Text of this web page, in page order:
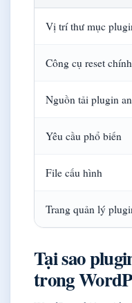
Vị trí thư mục
Công cụ reset
Nguồn tải plugin
Yêu cầu phổ biến
File cấu hình
Trang quản lý
Tại sao
trong